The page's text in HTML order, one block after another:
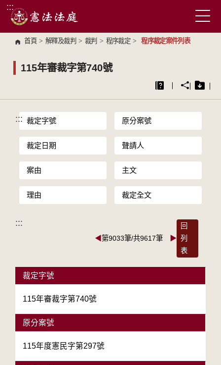
跳到主要內容區塊
:::
首頁 > 解釋及裁判 > 裁判 > 程序裁定 > 程序裁定案件列表
115年審裁字第740號
::: 裁定字號 原分案號
裁定日期 聲請人
案由 主文
理由 裁定全文
:::
◀第9033筆/共9617筆 ▶
回
列
表
裁定字號
115年審裁字第740號
原分案號
115年度憲民字第297號